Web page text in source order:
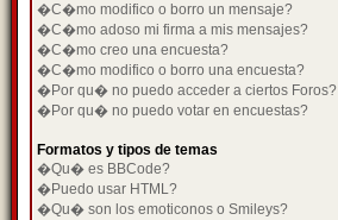
�C�mo modifico o borro un mensaje?
�C�mo adoso mi firma a mis mensajes?
�C�mo creo una encuesta?
�C�mo modifico o borro una encuesta?
�Por qu� no puedo acceder a ciertos Foros?
�Por qu� no puedo votar en encuestas?
Formatos y tipos de temas
�Qu� es BBCode?
�Puedo usar HTML?
�Qu� son los emoticonos o Smileys?